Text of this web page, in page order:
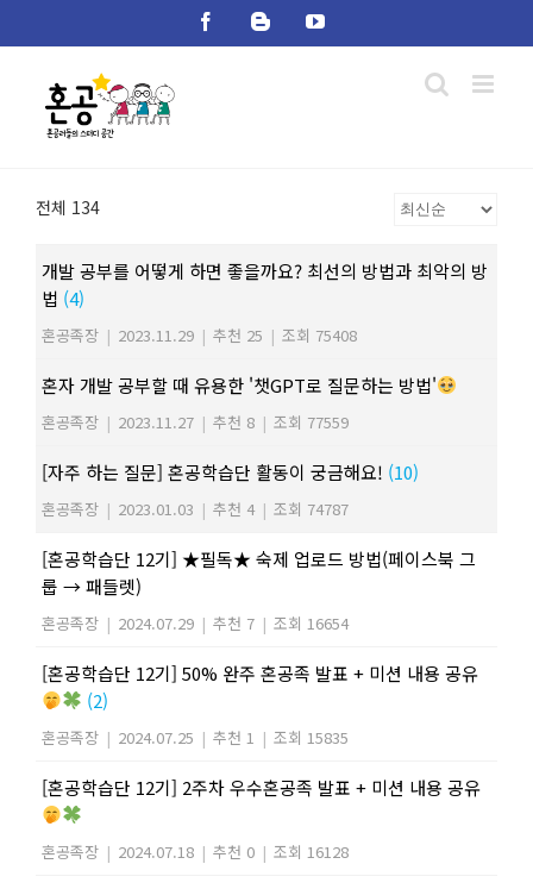
FacebookBloggerYouTube
전체 134
개발 공부를 어떻게 하면 좋을까요? 최선의 방법과 최악의 방
법 (4)
혼공족장 | 2023.11.29 | 추천 25 | 조회 75408
혼자 개발 공부할 때 유용한 '챗GPT로 질문하는 방법'
혼공족장 | 2023.11.27 | 추천 8 | 조회 77559
[자주 하는 질문] 혼공학습단 활동이 궁금해요! (10)
혼공족장 | 2023.01.03 | 추천 4 | 조회 74787
[혼공학습단 12기] ★필독★ 숙제 업로드 방법(페이스북 그
룹 → 패들렛)
혼공족장 | 2024.07.29 | 추천 7 | 조회 16654
[혼공학습단 12기] 50% 완주 혼공족 발표 + 미션 내용 공유
(2)
혼공족장 | 2024.07.25 | 추천 1 | 조회 15835
[혼공학습단 12기] 2주차 우수혼공족 발표 + 미션 내용 공유
혼공족장 | 2024.07.18 | 추천 0 | 조회 16128